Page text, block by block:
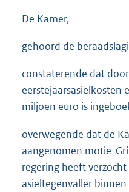
De Kamer,
gehoord de
constaterende dat
eerstejaarsasielkosten
miljoen euro is
overwegende dat de
aangenomen motie-
regering heeft
asieltegenvaller